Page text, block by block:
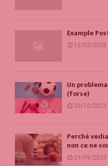
Example
15/03/2025
Un
(forse)
20/10/2023
Perché
non ce ne
29/09/2023